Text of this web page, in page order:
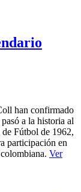
han confirmado
a la historia al
Fútbol de 1962,
participación en
Ver